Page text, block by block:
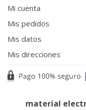
Mi cuenta
Mis pedidos
Mis datos
Mis direcciones
material